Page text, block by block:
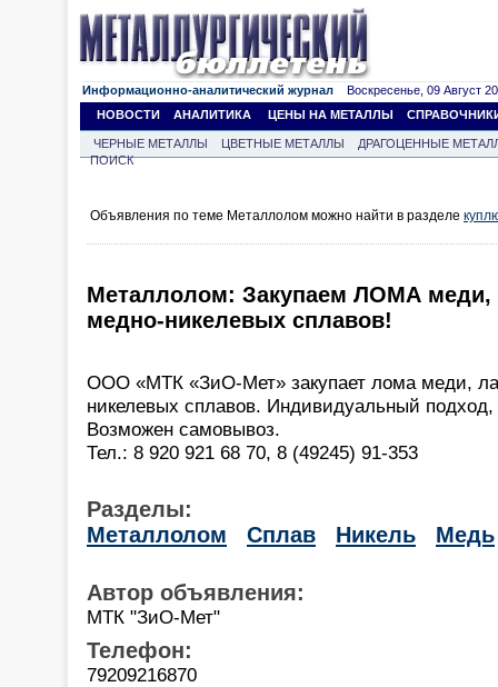
Информационно-аналитический журнал Воскресенье, 09 Август
НОВОСТИ
АНАЛИТИКА ЦЕНЫ НА МЕТАЛЛЫ
ЧЕРНЫЕ МЕТАЛЛЫ ЦВЕТНЫЕ МЕТАЛЛЫ
ДРАГОЦЕННЫЕ
ПОИСК
Объявления по теме Металлолом можно найти в разделе
Металлолом: Закупаем ЛОМА меди,
медно-никелевых сплавов!
ООО «МТК «ЗиО-Мет» закупает лома меди,
никелевых сплавов. Индивидуальный подход,
Возможен самовывоз.
Тел.: 8 920 921 68 70, 8 (49245) 91-353
Разделы:
Металлолом
Сплав Никель Медь
Автор объявления:
МТК "ЗиО-Мет"
Телефон:
79209216870